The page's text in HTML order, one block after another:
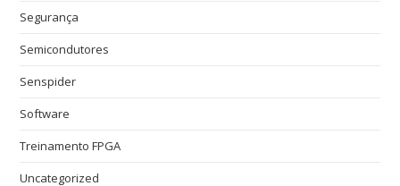
Segurança
Semicondutores
Senspider
Software
Treinamento FPGA
Uncategorized